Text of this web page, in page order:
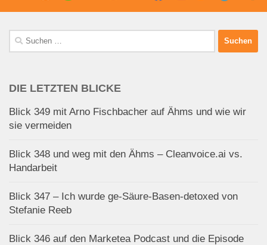
Suchen
nach:
DIE LETZTEN BLICKE
Blick 349 mit Arno Fischbacher auf Ähms und wie wir
sie vermeiden
Blick 348 und weg mit den Ähms – Cleanvoice.ai vs.
Handarbeit
Blick 347 – Ich wurde ge-Säure-Basen-detoxed von
Stefanie Reeb
Blick 346 auf den Marketea Podcast und die Episode